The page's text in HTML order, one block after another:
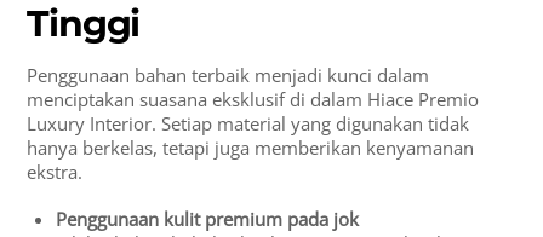
Tinggi
Penggunaan bahan terbaik menjadi kunci dalam
menciptakan suasana eksklusif di dalam Hiace Premio
Luxury Interior. Setiap material yang digunakan tidak
hanya berkelas, tetapi juga memberikan kenyamanan
ekstra.
Penggunaan kulit premium pada jok